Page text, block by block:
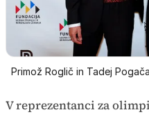
Primož Roglič in Tadej
V reprezentanci za